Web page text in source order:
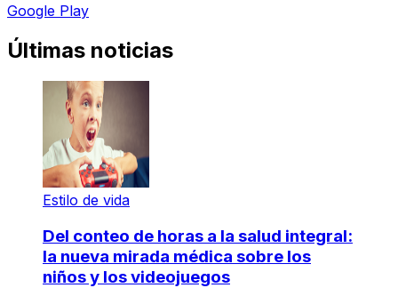
Google Play
Últimas noticias
Estilo de vida
Del conteo de horas a la salud integral:
la nueva mirada médica sobre los
niños y los videojuegos